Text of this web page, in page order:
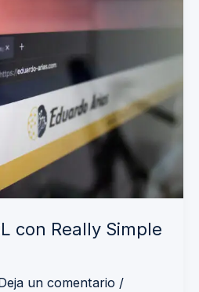
con Really Simple
un comentario /